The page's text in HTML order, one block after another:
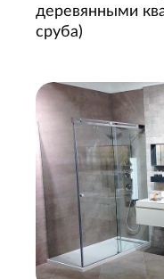
деревянными
сруба)